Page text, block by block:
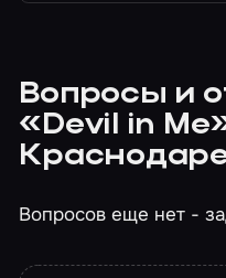
Вопросы и
«Devil in
Вопросов еще нет -